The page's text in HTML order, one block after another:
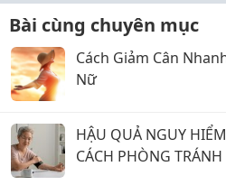
Bài cùng chuyên mục
Cách Giảm Cân
Nữ
HẬU QUẢ NGUY
CÁCH PHÒNG TRÁNH